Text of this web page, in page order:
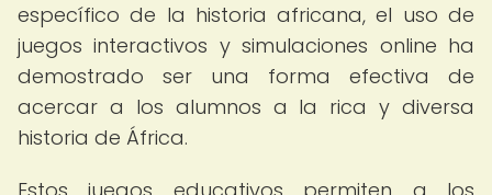
específico de la historia africana, el uso de
juegos interactivos y simulaciones online ha
demostrado ser una forma efectiva de
acercar a los alumnos a la rica y diversa
historia de África.